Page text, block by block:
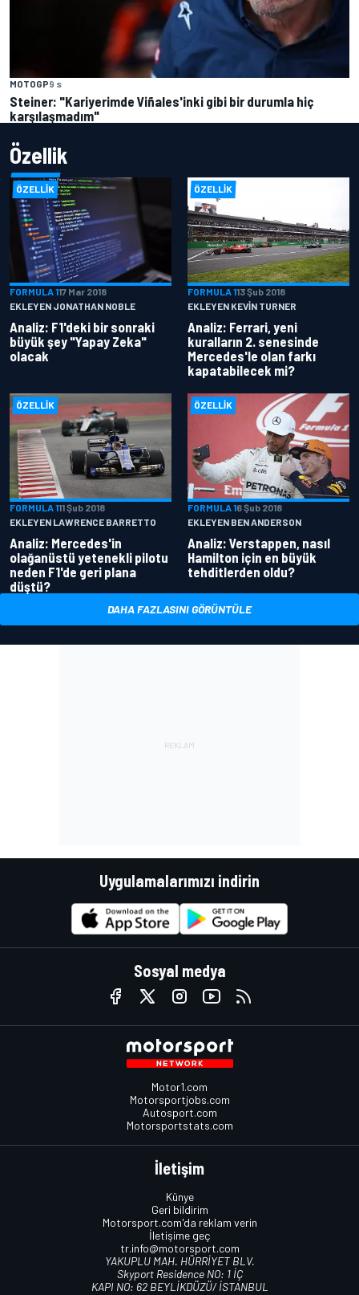
MOTOGP9 s
Steiner: "Kariyerimde Viñales'inki gibi bir durumla hiç
karşılaşmadım"
Özellik
ÖZELLIK
FORMULA 117 Mar 2018
EKLEYEN JONATHAN NOBLE
Analiz: F1'deki bir sonraki
büyük şey "Yapay Zeka"
olacak
ÖZELLIK
FORMULA 113 Şub 2018
EKLEYEN KEVIN TURNER
Analiz: Ferrari, yeni
kuralların 2. senesinde
Mercedes'le olan farkı
kapatabilecek mi?
ÖZELLIK
FORMULA 111 Şub 2018
EKLEYEN LAWRENCE BARRETTO
Analiz: Mercedes'in
olağanüstü yetenekli pilotu
neden F1'de geri plana
düştü?
ÖZELLIK
FORMULA 16 Şub 2018
EKLEYEN BEN ANDERSON
Analiz: Verstappen, nasıl
Hamilton için en büyük
tehditlerden oldu?
DAHA FAZLASINI GÖRÜNTÜLE
Uygulamalarımızı indirin
Sosyal medya
Motor1.com
Motorsportjobs.com
Autosport.com
Motorsportstats.com
İletişim
Künye
Geri bildirim
Motorsport.com'da reklam verin
İletişime geç
tr.info@motorsport.com
YAKUPLU MAH. HÜRRİYET BLV.
Skyport Residence NO: 1 İÇ
KAPI NO: 62 BEYLİKDÜZÜ/ İSTANBUL